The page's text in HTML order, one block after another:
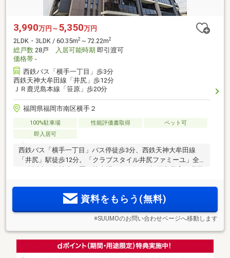
3,990万円～ 5,350万円
2LDK・3LDK / 60.35m2 ～72.22m2
総戸数 28戸 入居可能時期 即引渡可
価格帯 -
西鉄バス「横手一丁目」歩3分
西鉄天神大牟田線「井尻」歩12分
ＪＲ鹿児島本線「笹原」歩20分
福岡県福岡市南区横手２
100%駐車場 性能評価書取得
ペット可
即入居可
西鉄バス「横手一丁目」バス停徒歩3分、西鉄天神大牟田線
「井尻」駅徒歩12分。「クラブスタイル井尻ファミーユ」全
条件・制約あり）。「先着5邸 限定」100万円相当家具付き分
資料をもらう(無料)
※SUUMOのお問い合わせページへ移動します